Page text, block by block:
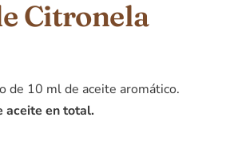
Citronela
de 10 ml de aceite aromático.
aceite en total.